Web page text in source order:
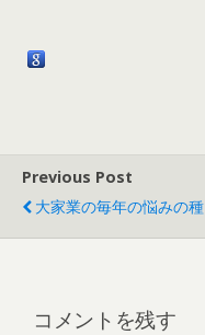
Previous Post
大家業の毎年の悩みの種
コメントを残す